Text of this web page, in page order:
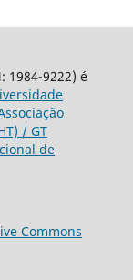
1984-9222) é
/ GT
de
Commons